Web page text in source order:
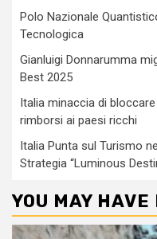
Polo Nazionale
Tecnologica
Gianluigi Donnarumma
Best 2025
Italia minaccia di
rimborsi ai paesi ricchi
Italia Punta sul Turismo
Strategia “Luminous
YOU MAY